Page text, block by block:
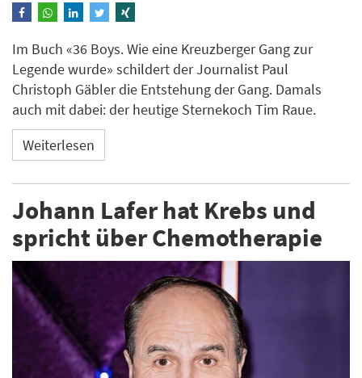
Im Buch «36 Boys. Wie eine Kreuzberger Gang zur
Legende wurde» schildert der Journalist Paul
Christoph Gäbler die Entstehung der Gang. Damals
auch mit dabei: der heutige Sternekoch Tim Raue.
Weiterlesen
Johann Lafer hat Krebs und
spricht über Chemotherapie